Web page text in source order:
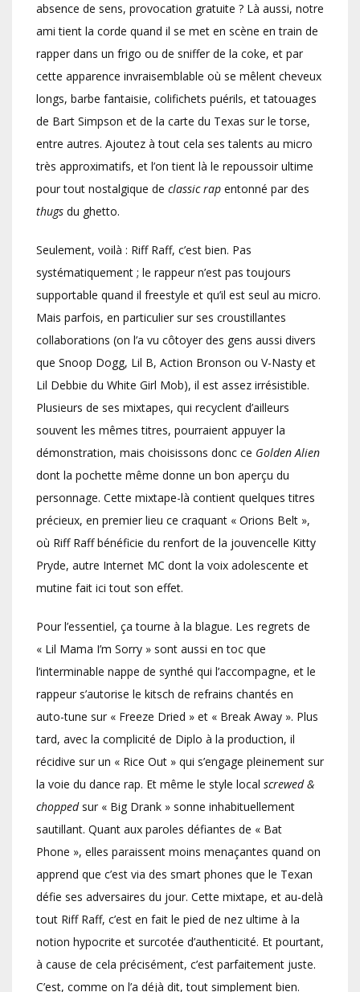
absence de sens, provocation gratuite ? Là aussi, notre
ami tient la corde quand il se met en scène en train de
rapper dans un frigo ou de sniffer de la coke, et par
cette apparence invraisemblable où se mêlent cheveux
longs, barbe fantaisie, colifichets puérils, et tatouages
de Bart Simpson et de la carte du Texas sur le torse,
entre autres. Ajoutez à tout cela ses talents au micro
très approximatifs, et l’on tient là le repoussoir ultime
pour tout nostalgique de classic rap entonné par des
thugs du ghetto.
Seulement, voilà : Riff Raff, c’est bien. Pas
systématiquement ; le rappeur n’est pas toujours
supportable quand il freestyle et qu’il est seul au micro.
Mais parfois, en particulier sur ses croustillantes
collaborations (on l’a vu côtoyer des gens aussi divers
que Snoop Dogg, Lil B, Action Bronson ou V-Nasty et
Lil Debbie du White Girl Mob), il est assez irrésistible.
Plusieurs de ses mixtapes, qui recyclent d’ailleurs
souvent les mêmes titres, pourraient appuyer la
démonstration, mais choisissons donc ce Golden Alien
dont la pochette même donne un bon aperçu du
personnage. Cette mixtape-là contient quelques titres
précieux, en premier lieu ce craquant « Orions Belt »,
où Riff Raff bénéficie du renfort de la jouvencelle Kitty
Pryde, autre Internet MC dont la voix adolescente et
mutine fait ici tout son effet.
Pour l’essentiel, ça tourne à la blague. Les regrets de
« Lil Mama I’m Sorry » sont aussi en toc que
l’interminable nappe de synthé qui l’accompagne, et le
rappeur s’autorise le kitsch de refrains chantés en
auto-tune sur « Freeze Dried » et « Break Away ». Plus
tard, avec la complicité de Diplo à la production, il
récidive sur un « Rice Out » qui s’engage pleinement sur
la voie du dance rap. Et même le style local screwed &
choppedsur « Big Drank » sonne inhabituellement
sautillant. Quant aux paroles défiantes de « Bat
Phone », elles paraissent moins menaçantes quand on
apprend que c’est via des smart phones que le Texan
défie ses adversaires du jour. Cette mixtape, et au-delà
tout Riff Raff, c’est en fait le pied de nez ultime à la
notion hypocrite et surcotée d’authenticité. Et pourtant,
à cause de cela précisément, c’est parfaitement juste.
C’est, comme on l’a déjà dit, tout simplement bien.